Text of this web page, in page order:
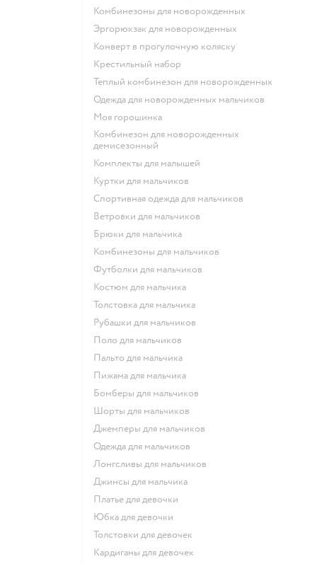
Комбинезоны для новорожденных
Эргорюкзак для новорожденных
Конверт в прогулочную коляску
Крестильный набор
Теплый комбинезон для новорожденных
Одежда для новорожденных мальчиков
Моя горошинка
Комбинезон для новорожденных
демисезонный
Комплекты для малышей
Куртки для мальчиков
Спортивная одежда для мальчиков
Ветровки для мальчиков
Брюки для мальчика
Комбинезоны для мальчиков
Футболки для мальчиков
Костюм для мальчика
Толстовка для мальчика
Рубашки для мальчиков
Поло для мальчиков
Пальто для мальчика
Пижама для мальчика
Бомберы для мальчиков
Шорты для мальчиков
Джемперы для мальчиков
Одежда для мальчиков
Лонгсливы для мальчиков
Джинсы для мальчика
Платье для девочки
Юбка для девочки
Толстовки для девочек
Кардиганы для девочек